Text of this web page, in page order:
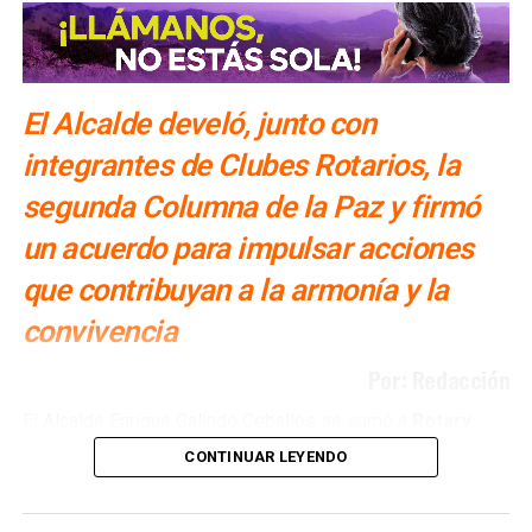
SIGUIENTE
887 escuelas indígenas se han beneficiado con
programas del DIF y SEGE
NO TE PIERDAS
No hay vacunas para recién nacidos en SLP: diputada
El Alcalde develó, junto con
integrantes de Clubes Rotarios, la
segunda Columna de la Paz y firmó
un acuerdo para impulsar acciones
que contribuyan a la armonía y la
convivencia
International y a los Clubes Rotarios de San Luis
Potosí en la promoción de la paz, al develar la
CONTINUAR LEYENDO